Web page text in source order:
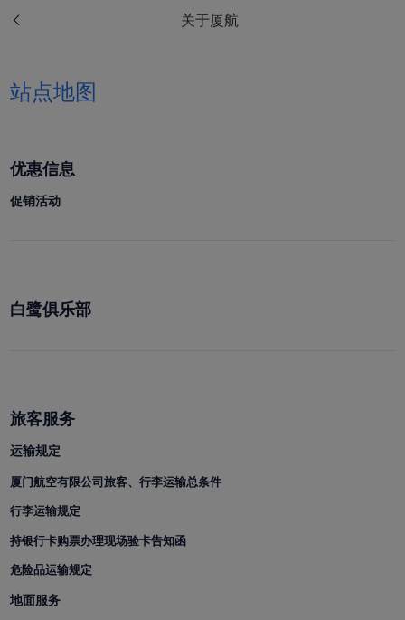
关于厦航
站点地图
优惠信息
促销活动
白鹭俱乐部
旅客服务
运输规定
厦门航空有限公司旅客、行李运输总条件
行李运输规定
持银行卡购票办理现场验卡告知函
危险品运输规定
地面服务
使用营销Cookie (i) 分析
息。 通过放置这些